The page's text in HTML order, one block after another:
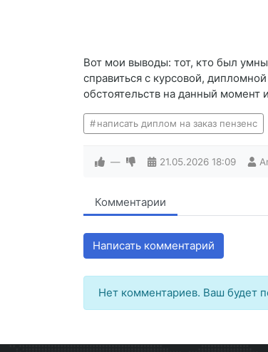
Вот мои выводы: тот, кто был
справиться с курсовой,
обстоятельств на данный момент
написать диплом на заказ пензенс
— 21.05.2026 18:09
Комментарии
Написать комментарий
Нет комментариев. Ваш будет